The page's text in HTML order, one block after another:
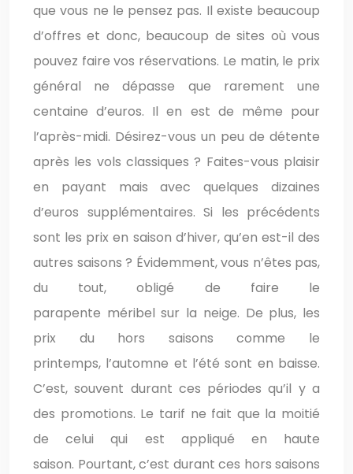
que vous ne le pensez pas. Il existe beaucoup
d’offres et donc, beaucoup de sites où vous
pouvez faire vos réservations. Le matin, le prix
général ne dépasse que rarement une
centaine d’euros. Il en est de même pour
l’après-midi. Désirez-vous un peu de détente
après les vols classiques ? Faites-vous plaisir
en payant mais avec quelques dizaines
d’euros supplémentaires. Si les précédents
sont les prix en saison d’hiver, qu’en est-il des
autres saisons ? Évidemment, vous n’êtes pas,
du tout, obligé de faire le
parapente méribel sur la neige. De plus, les
prix du hors saisons comme le
printemps, l’automne et l’été sont en baisse.
C’est, souvent durant ces périodes qu’il y a
des promotions. Le tarif ne fait que la moitié
de celui qui est appliqué en haute
saison. Pourtant, c’est durant ces hors saisons